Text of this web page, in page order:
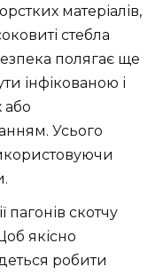
матеріалів,
стебла
полягає ще
інфікованою і
або
Усього
пагонів скотчу
якісно
робити